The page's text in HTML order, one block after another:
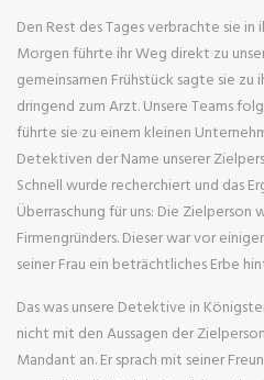
Den Rest des Tages verbrachte sie in
Morgen führte ihr Weg direkt zu
gemeinsamen Frühstück sagte sie zu
dringend zum Arzt. Unsere Teams
führte sie zu einem kleinen
Detektiven der Name unserer
Schnell wurde recherchiert und das
Überraschung für uns: Die Zielperson
Firmengründers. Dieser war vor
seiner Frau ein beträchtliches Erbe
Das was unsere Detektive in
nicht mit den Aussagen der
Mandant an. Er sprach mit seiner